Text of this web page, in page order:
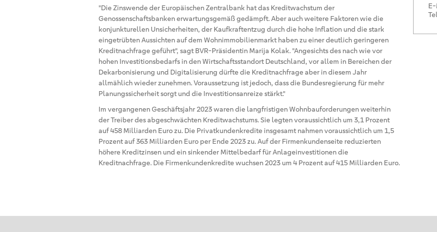
"Die Zinswende der Europäischen Zentralbank hat das Kreditwachstum der
Genossenschaftsbanken erwartungsgemäß gedämpft. Aber auch weitere Faktoren wie die
konjunkturellen Unsicherheiten, der Kaufkraftentzug durch die hohe Inflation und die stark
eingetrübten Aussichten auf dem Wohnimmobilienmarkt haben zu einer deutlich geringeren
Kreditnachfrage geführt", sagt BVR-Präsidentin Marija Kolak. "Angesichts des nach wie vor
hohen Investitionsbedarfs in den Wirtschaftsstandort Deutschland, vor allem in Bereichen der
Dekarbonisierung und Digitalisierung dürfte die Kreditnachfrage aber in diesem Jahr
allmählich wieder zunehmen. Voraussetzung ist jedoch, dass die Bundesregierung für mehr
Planungssicherheit sorgt und die Investitionsanreize stärkt."
Im vergangenen Geschäftsjahr 2023 waren die langfristigen Wohnbauforderungen weiterhin
der Treiber des abgeschwächten Kreditwachstums. Sie legten voraussichtlich um 3,1 Prozent
auf 458 Milliarden Euro zu. Die Privatkundenkredite insgesamt nahmen voraussichtlich um 1,5
Prozent auf 363 Milliarden Euro per Ende 2023 zu. Auf der Firmenkundenseite reduzierten
höhere Kreditzinsen und ein sinkender Mittelbedarf für Anlageinvestitionen die
Kreditnachfrage. Die Firmenkundenkredite wuchsen 2023 um 4 Prozent auf 415 Milliarden Euro.